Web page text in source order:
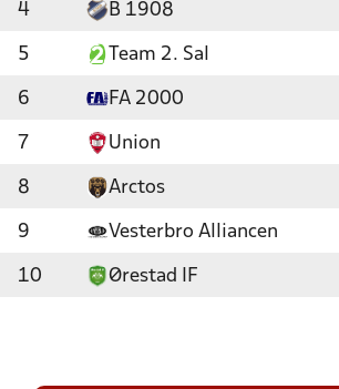
4 B 1908
5 Team 2. Sal
6 FA 2000
7 Union
8 Arctos
9 Vesterbro Alliancen
10 Ørestad IF